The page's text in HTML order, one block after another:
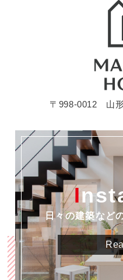
〒998-0012 山
日々の建築など